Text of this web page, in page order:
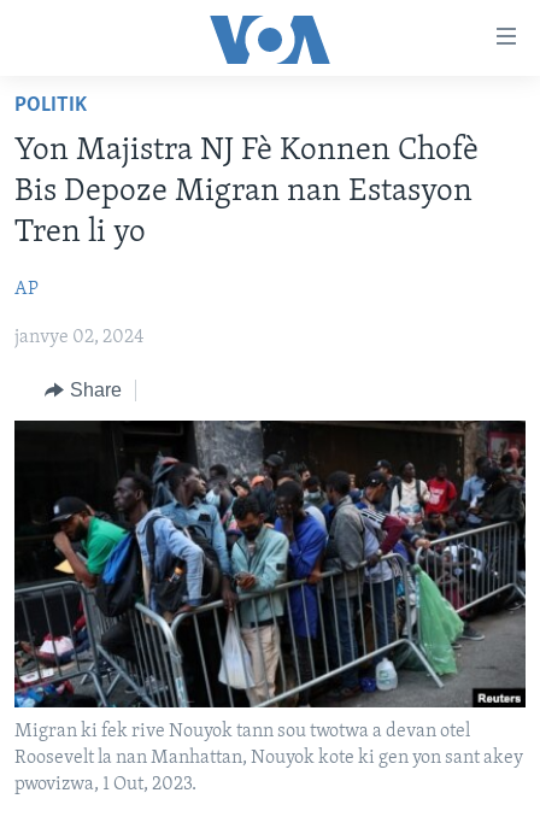
Skip
main
content
Skip
main
Skip
Search
LÈZETAZINI
AMERIK LATIN
VIDEO
FLASHPOINT IKRÈN
Learning English
Languages
POLITIK
Yon Majistra NJ Fè Konnen Chofè
Bis Depoze Migran nan Estasyon
Tren li yo
AP
janvye 02, 2024
Share
Migran ki fek rive Nouyok tann sou twotwa a devan otel
Roosevelt la nan Manhattan, Nouyok kote ki gen yon sant akey
pwovizwa, 1 Out, 2023.